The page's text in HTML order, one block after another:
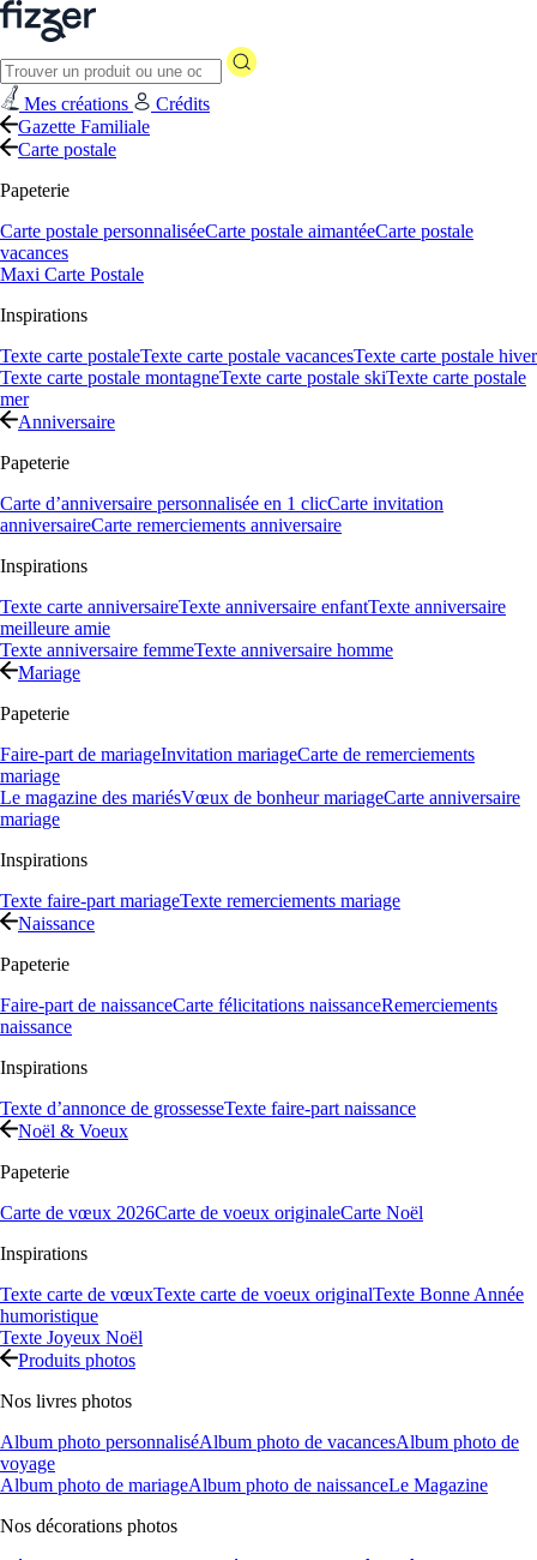
Mes créations
Crédits
Gazette Familiale
Carte postale
Papeterie
Carte postale personnaliséeCarte postale aimantéeCarte postale
vacances
Maxi Carte Postale
Inspirations
Texte carte postaleTexte carte postale vacancesTexte carte postale hiver
Texte carte postale montagneTexte carte postale skiTexte carte postale
mer
Anniversaire
Papeterie
Carte d’anniversaire personnalisée en 1 clicCarte invitation
anniversaireCarte remerciements anniversaire
Inspirations
Texte carte anniversaireTexte anniversaire enfantTexte anniversaire
meilleure amie
Texte anniversaire femmeTexte anniversaire homme
Mariage
Papeterie
Faire-part de mariageInvitation mariageCarte de remerciements
mariage
Le magazine des mariésVœux de bonheur mariageCarte anniversaire
mariage
Inspirations
Texte faire-part mariageTexte remerciements mariage
Naissance
Papeterie
Faire-part de naissanceCarte félicitations naissanceRemerciements
naissance
Inspirations
Texte d’annonce de grossesseTexte faire-part naissance
Noël & Voeux
Papeterie
Carte de vœux 2026Carte de voeux originaleCarte Noël
Inspirations
Texte carte de vœuxTexte carte de voeux originalTexte Bonne Année
humoristique
Texte Joyeux Noël
Produits photos
Nos livres photos
Album photo personnaliséAlbum photo de vacancesAlbum photo de
voyage
Album photo de mariageAlbum photo de naissanceLe Magazine
Nos décorations photos